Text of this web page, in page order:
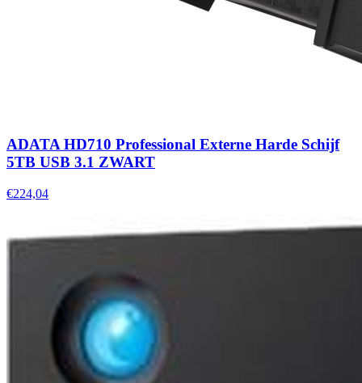
ADATA HD710 Professional Externe Harde Schijf
5TB USB 3.1 ZWART
€224,04